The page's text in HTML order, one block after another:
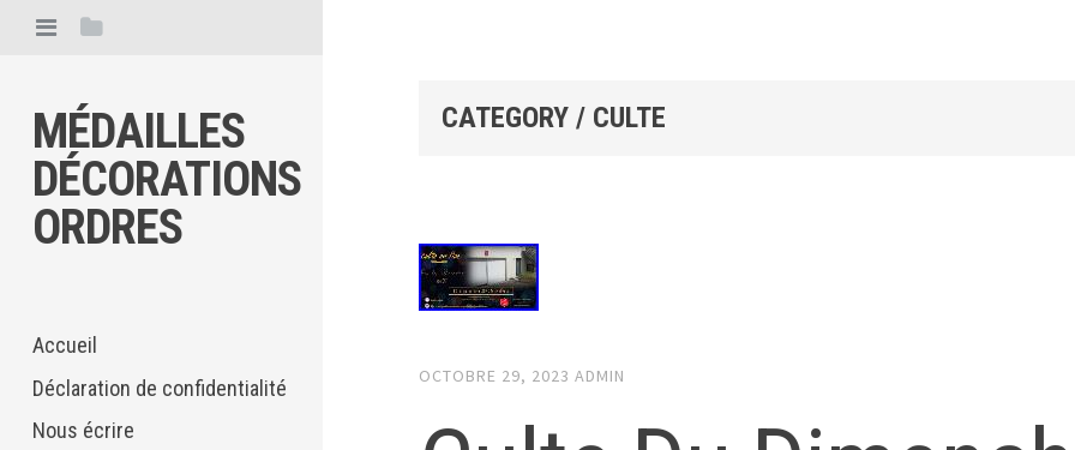
MÉDAILLES
DÉCORATIONS
ORDRES
Accueil
Déclaration de confidentialité
Nous écrire
CATEGORY / CULTE
OCTOBRE 29, 2023 ADMIN